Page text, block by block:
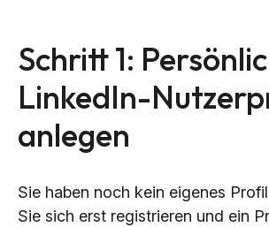
Schritt 1:
LinkedIn-
anlegen
Sie haben noch kein eigenes
Sie sich erst registrieren und ein